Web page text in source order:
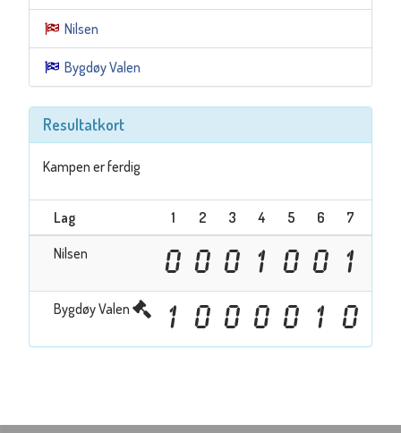
Nilsen
Bygdøy Valen
Resultatkort
Kampen er ferdig
Lag 1 2 3 4 5 6 7
Nilsen
0 0 0 1 0 0 1
Bygdøy Valen 1 0 0 0 0 1 0